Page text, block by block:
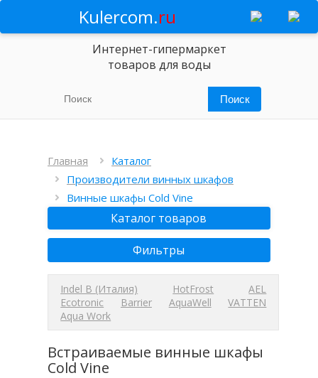
Kulercom.ru
Интернет-гипермаркет
товаров для воды
Главная
Каталог
Производители винных шкафов
Винные шкафы Cold Vine
Каталог товаров
Фильтры
Indel B (Италия) HotFrost
AEL
Ecotronic
Barrier AquaWell
VATTEN
Aqua Work
Встраиваемые винные шкафы
Cold Vine